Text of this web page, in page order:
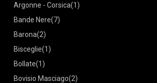
Argonne - Corsica(1)
Bande Nere(7)
Barona(2)
Bisceglie(1)
Bollate(1)
Bovisio Masciago(2)